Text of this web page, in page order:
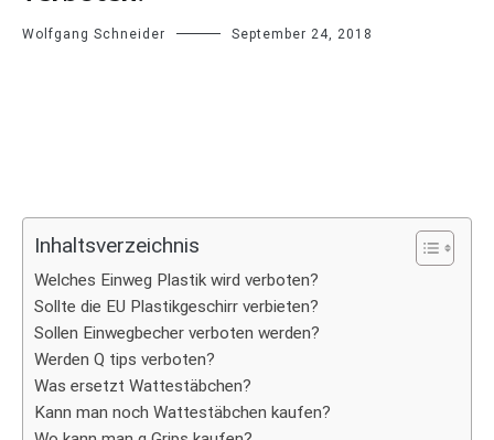
Wolfgang Schneider September 24, 2018
Inhaltsverzeichnis
Welches Einweg Plastik wird verboten?
Sollte die EU Plastikgeschirr verbieten?
Sollen Einwegbecher verboten werden?
Werden Q tips verboten?
Was ersetzt Wattestäbchen?
Kann man noch Wattestäbchen kaufen?